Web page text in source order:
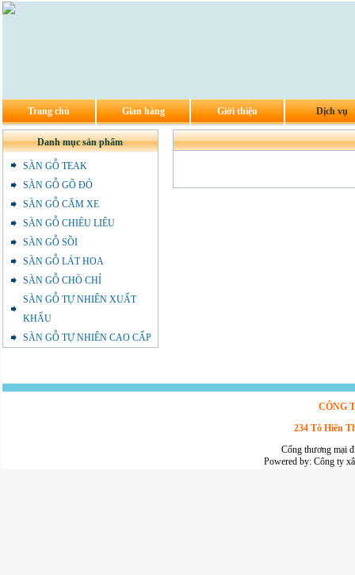
Trang chủ Gian hàng Giới thiệu Dịch vụ
Danh mục sản phẩm
SÀN GỖ TEAK
SÀN GỖ GÕ ĐỎ
SÀN GỖ CĂM XE
SÀN GỖ CHIÊU LIÊU
SÀN GỖ SỒI
SÀN GỖ LÁT HOA
SÀN GỖ CHÒ CHỈ
SÀN GỖ TỰ NHIÊN XUẤT
KHẨU
SÀN GỖ TỰ NHIÊN CAO CẤP
CÔNG
234 Tô Hiến
Cổng thương mại
Powered by: Công ty